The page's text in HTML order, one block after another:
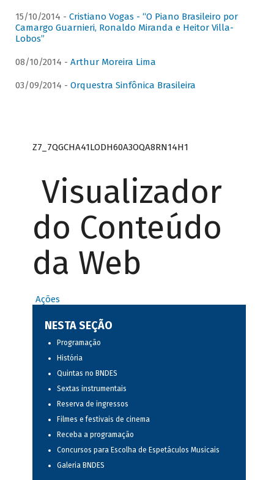
15/10/2014 - Cristiano Vogas - “O Piano Brasileiro por
Camargo Guarnieri, Ronaldo Miranda e Heitor Villa-
Lobos”
08/10/2014 - Arthur Moreira Lima
03/09/2014 - Orquestra Sinfônica Brasileira
Z7_7QGCHA41LODH60A3OQA8RN14H1
Visualizador
do Conteúdo
da Web
Ações
NESTA SEÇÃO
Programação
História
Quintas no BNDES
Sextas instrumentais
Reserva de ingressos
Filmes e festivais de cinema
Receba a programação
Concursos para Escolha de Espetáculos Musicais
Galeria BNDES